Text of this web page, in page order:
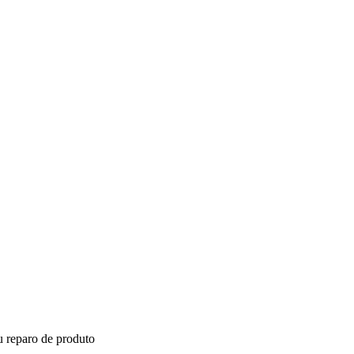
reparo de produto